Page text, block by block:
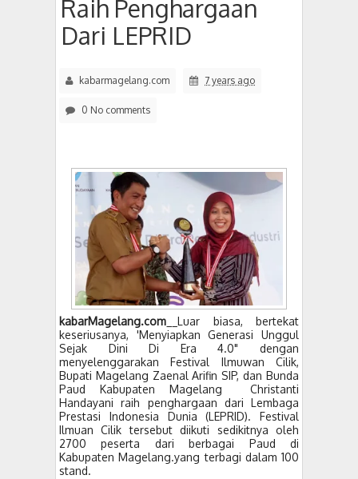
Raih Penghargaan
Dari LEPRID
kabarmagelang.com 7 years ago
0 No comments
kabarMagelang.com __Luar biasa, bertekat
keseriusanya, 'Menyiapkan Generasi Unggul
Sejak Dini Di Era 4.0" dengan
menyelenggarakan Festival Ilmuwan Cilik,
Bupati Magelang Zaenal Arifin SIP, dan Bunda
Paud Kabupaten Magelang Christanti
Handayani raih penghargaan dari Lembaga
Prestasi Indonesia Dunia (LEPRID). Festival
Ilmuan Cilik tersebut diikuti sedikitnya oleh
2700 peserta dari berbagai Paud di
Kabupaten Magelang.yang terbagi dalam 100
stand.